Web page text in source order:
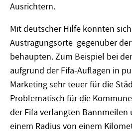
Ausrichtern.
Mit deutscher Hilfe konnten
Austragungsorte gegenüber
behaupten. Zum Beispiel bei
aufgrund der Fifa-Auflagen in
Marketing sehr teuer für die
Problematisch für die
der Fifa verlangten Bannmeilen
einem Radius von einem